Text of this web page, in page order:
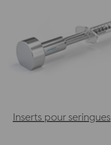
Inserts pour seringues